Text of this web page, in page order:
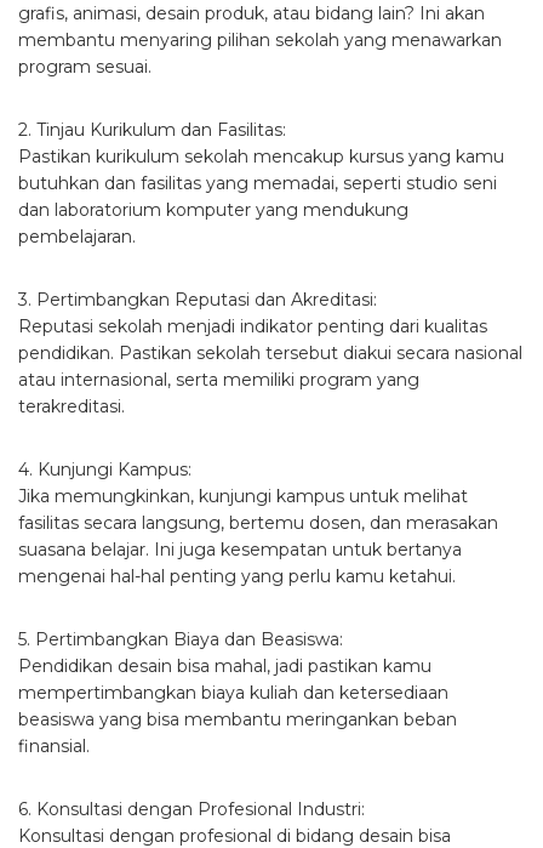
grafis, animasi, desain produk, atau bidang lain? Ini akan
membantu menyaring pilihan sekolah yang menawarkan
program sesuai.
2. Tinjau Kurikulum dan Fasilitas:
Pastikan kurikulum sekolah mencakup kursus yang kamu
butuhkan dan fasilitas yang memadai, seperti studio seni
dan laboratorium komputer yang mendukung
pembelajaran.
3. Pertimbangkan Reputasi dan Akreditasi:
Reputasi sekolah menjadi indikator penting dari kualitas
pendidikan. Pastikan sekolah tersebut diakui secara nasional
atau internasional, serta memiliki program yang
terakreditasi.
4. Kunjungi Kampus:
Jika memungkinkan, kunjungi kampus untuk melihat
fasilitas secara langsung, bertemu dosen, dan merasakan
suasana belajar. Ini juga kesempatan untuk bertanya
mengenai hal-hal penting yang perlu kamu ketahui.
5. Pertimbangkan Biaya dan Beasiswa:
Pendidikan desain bisa mahal, jadi pastikan kamu
mempertimbangkan biaya kuliah dan ketersediaan
beasiswa yang bisa membantu meringankan beban
finansial.
6. Konsultasi dengan Profesional Industri:
Konsultasi dengan profesional di bidang desain bisa